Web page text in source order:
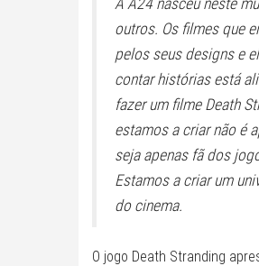
outros. Os filmes que
pelos seus designs e
contar histórias está
fazer um filme Death
estamos a criar não é
seja apenas fã dos
Estamos a criar um
do cinema.
O jogo Death Stranding